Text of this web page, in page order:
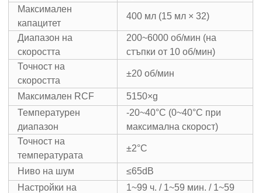
Максимален
капацитет
400 мл (15 мл × 32)
Диапазон на
скоростта
200~6000 об/мин (на
стъпки от 10 об/мин)
Точност на
скоростта
±20 об/мин
Максимален RCF
5150×g
Температурен
диапазон
-20~40°C (0~40°C при
максимална скорост)
​​Точност на
температурата
±2°C
Ниво на шум
≤65dB
Настройки на
1~99 ч. / 1~59 мин. / 1~59